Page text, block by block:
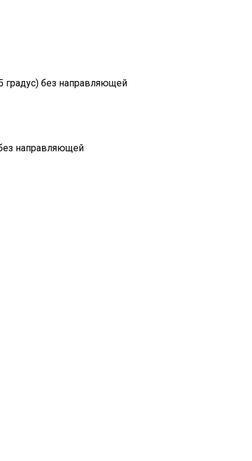
без направляющей
направляющей